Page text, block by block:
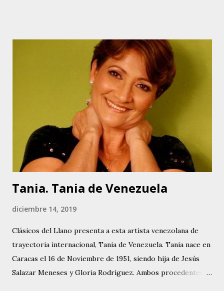
Marianny tiene varios éxitos en su carrera como cantante
en el ámbito de la música llanera. Entre ellos se puede
contar, Nuestra Casita, Cuéntame, No Vayas A Despedirte,
Ni Un Ruego Más y Muchacho Criollo, original de la
compositora colombiana Mercedes Díaz. Esta última pieza
es la que le da origen a su nombre artístico: Muchacha
Criolla. Actualmente desarrolla un proyecto con su padre,
fundamentalmente versionando otras piezas de la autoría
del Poeta, e in...
Tania. Tania de Venezuela
diciembre 14, 2019
Clásicos del Llano presenta a esta artista venezolana de
trayectoria internacional, Tania de Venezuela. Tania nace en
Caracas el 16 de Noviembre de 1951, siendo hija de Jesús
Salazar Meneses y Gloria Rodríguez. Ambos procedentes